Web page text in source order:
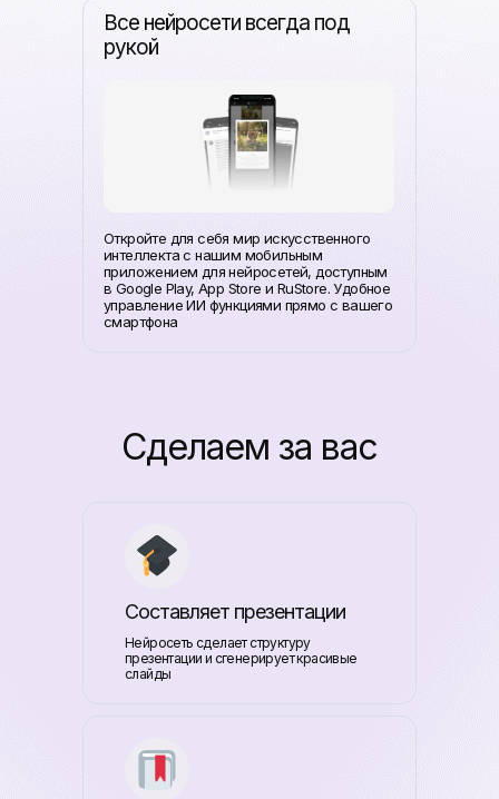
Все нейросети всегда под
рукой
Откройте для себя мир искусственного
интеллекта с нашим мобильным
приложением для нейросетей, доступным
в Google Play, App Store и RuStore. Удобное
управление ИИ функциями прямо с вашего
смартфона
Составляет презентации
Нейросеть сделает структуру
презентации и сгенерирует красивые
слайды
Сделаем за вас